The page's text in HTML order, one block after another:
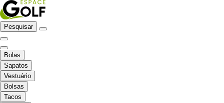
Pesquisar
Bolas
Sapatos
Vestuário
Bolsas
Tacos